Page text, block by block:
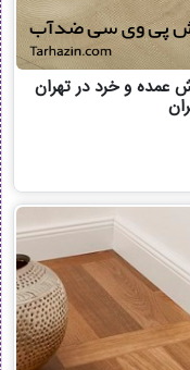
و خرد در تهران